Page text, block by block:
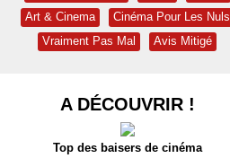
Art & Cinema
Cinéma Pour Les Nuls
Vraiment Pas Mal
Avis Mitigé
A DÉCOUVRIR !
Top des baisers de cinéma